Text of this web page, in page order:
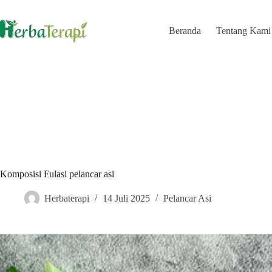
content
Beranda Tentang Kami
Komposisi Fulasi pelancar asi
Herbaterapi 14 Juli 2025 Pelancar Asi